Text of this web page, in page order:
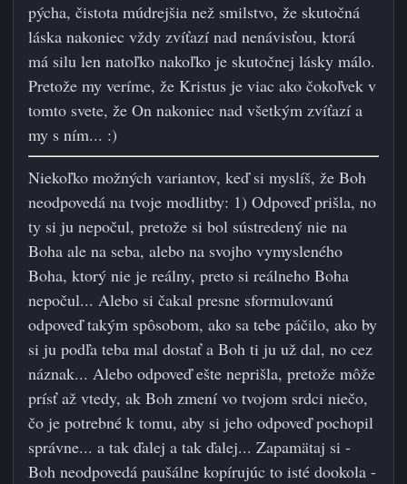
pýcha, čistota múdrejšia než smilstvo, že skutočná
láska nakoniec vždy zvíťazí nad nenávisťou, ktorá
má silu len natoľko nakoľko je skutočnej lásky málo.
Pretože my veríme, že Kristus je viac ako čokoľvek v
tomto svete, že On nakoniec nad všetkým zvíťazí a
my s ním... :)
Niekoľko možných variantov, keď si myslíš, že Boh
neodpovedá na tvoje modlitby: 1) Odpoveď prišla, no
ty si ju nepočul, pretože si bol sústredený nie na
Boha ale na seba, alebo na svojho vymysleného
Boha, ktorý nie je reálny, preto si reálneho Boha
nepočul... Alebo si čakal presne sformulovanú
odpoveď takým spôsobom, ako sa tebe páčilo, ako by
si ju podľa teba mal dostať a Boh ti ju už dal, no cez
náznak... Alebo odpoveď ešte neprišla, pretože môže
prísť až vtedy, ak Boh zmení vo tvojom srdci niečo,
čo je potrebné k tomu, aby si jeho odpoveď pochopil
správne... a tak ďalej a tak ďalej... Zapamätaj si -
Boh neodpovedá paušálne kopírujúc to isté dookola -